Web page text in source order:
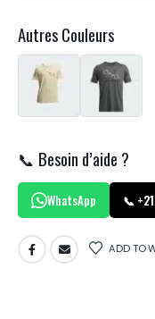
Autres Couleurs
📞 Besoin d’aide ?
WhatsApp 📞
ADD TO